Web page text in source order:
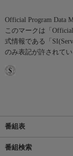
Official Program Data
このマークは「
式情報である「
のみ表記が許されてい
番組表
番組検索